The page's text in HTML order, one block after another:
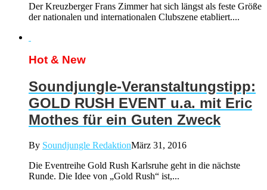
Der Kreuzberger Frans Zimmer hat sich längst als feste Größe
der nationalen und internationalen Clubszene etabliert....
Hot & New
Soundjungle-Veranstaltungstipp:
GOLD RUSH EVENT u.a. mit Eric
Mothes für ein Guten Zweck
By Soundjungle RedaktionMärz 31, 2016
Die Eventreihe Gold Rush Karlsruhe geht in die nächste
Runde. Die Idee von „Gold Rush“ ist,...